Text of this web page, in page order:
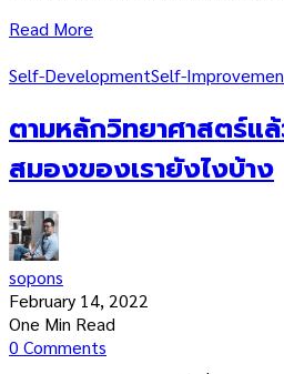
Read More
Self-DevelopmentSelf-
ตามหลักวิทยาศาสตร์แ
สมองของเรายังไงบ้าง
sopons
February 14, 2022
One Min Read
0 Comments